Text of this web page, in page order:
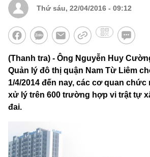
Thứ sáu, 22/04/2016 - 09:12
(Thanh tra) - Ông Nguyễn Huy
Quản lý đô thị quận Nam Từ Liêm
1/4/2014 đến nay, các cơ quan chức
xử lý trên 600 trường hợp vi trật tự
đai.